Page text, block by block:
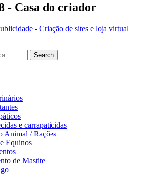
- Casa do criador
Search
e carrapaticidas
Animal / Rações
Equinos
de Mastite